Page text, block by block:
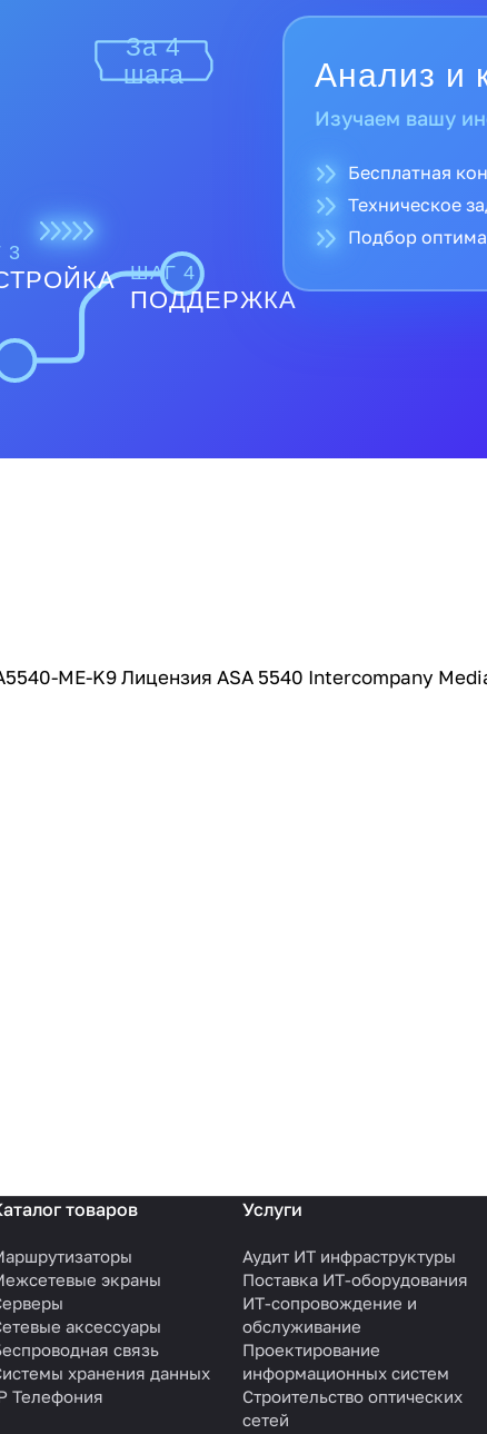
За 4
шага
3
ШАГ 4
ПОДДЕРЖКА
Прямые
Полная
ME-K9 Лицензия ASA 5540 Intercompany
товаров
экраны
аксессуары
связь
хранения данных
Телефония
Услуги
Аудит ИТ инфраструктуры
Поставка ИТ-оборудования
ИТ-сопровождение и
обслуживание
Проектирование
информационных систем
Строительство оптических
сетей